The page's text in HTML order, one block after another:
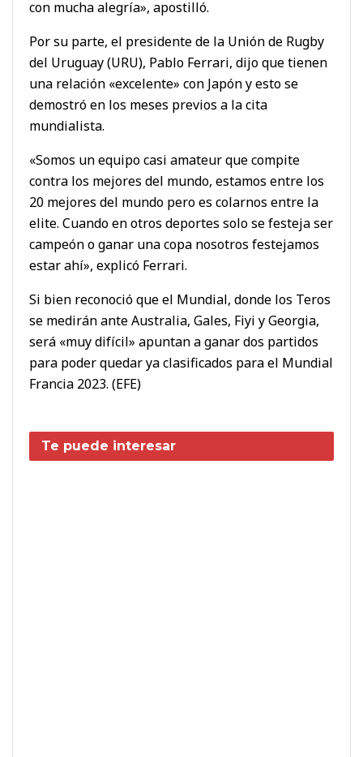
con mucha alegría», apostilló.
Por su parte, el presidente de la Unión de Rugby
del Uruguay (URU), Pablo Ferrari, dijo que tienen
una relación «excelente» con Japón y esto se
demostró en los meses previos a la cita
mundialista.
«Somos un equipo casi amateur que compite
contra los mejores del mundo, estamos entre los
20 mejores del mundo pero es colarnos entre la
elite. Cuando en otros deportes solo se festeja ser
campeón o ganar una copa nosotros festejamos
estar ahí», explicó Ferrari.
Si bien reconoció que el Mundial, donde los Teros
se medirán ante Australia, Gales, Fiyi y Georgia,
será «muy difícil» apuntan a ganar dos partidos
para poder quedar ya clasificados para el Mundial
Francia 2023. (EFE)
Te puede interesar